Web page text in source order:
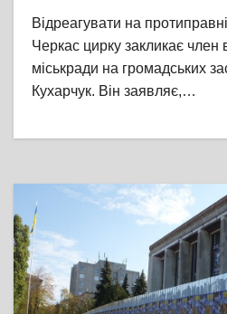
Відреагувати на
Черкас цирку закликає член
міськради на громадських
Кухарчук. Він заявляє,…